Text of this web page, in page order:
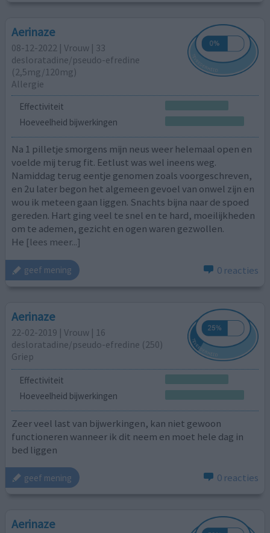
Aerinaze
08-12-2022 | Vrouw | 33
desloratadine/pseudo-efredine
(2,5mg/120mg)
Allergie
Effectiviteit
Hoeveelheid bijwerkingen
Na 1 pilletje smorgens mijn neus weer helemaal open en
voelde mij terug fit. Eetlust was wel ineens weg.
Namiddag terug eentje genomen zoals voorgeschreven,
en 2u later begon het algemeen gevoel van onwel zijn en
wou ik meteen gaan liggen. Snachts bijna naar de spoed
gereden. Hart ging veel te snel en te hard, moeilijkheden
om te ademen, gezicht en ogen waren gezwollen.
He [lees meer...]
geef mening 0 reacties
Aerinaze
22-02-2019 | Vrouw | 16
desloratadine/pseudo-efredine (250)
Griep
Effectiviteit
Hoeveelheid bijwerkingen
Zeer veel last van bijwerkingen, kan niet gewoon
functioneren wanneer ik dit neem en moet hele dag in
bed liggen
geef mening 0 reacties
Aerinaze